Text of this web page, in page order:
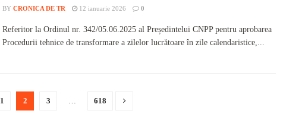
BY CRONICA DE TR 12 ianuarie 2026 0
Referitor la Ordinul nr. 342/05.06.2025 al Președintelui CNPP pentru aprobarea
Procedurii tehnice de transformare a zilelor lucrătoare în zile calendaristice,...
1 2 3 … 618